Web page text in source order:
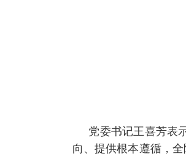
党委书记王喜芳表
向、提供根本遵循，